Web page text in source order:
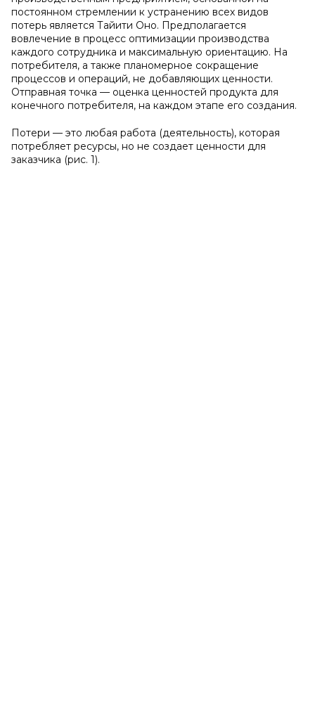
постоянном стремлении к устранению всех видов
потерь является Тайити Оно. Предполагается
вовлечение в процесс оптимизации производства
каждого сотрудника и максимальную ориентацию. На
потребителя, а также планомерное сокращение
процессов и операций, не добавляющих ценности.
Отправная точка — оценка ценностей продукта для
конечного потребителя, на каждом этапе его создания.
Потери — это любая работа (деятельность), которая
потребляет ресурсы, но не создает ценности для
заказчика (рис. 1).